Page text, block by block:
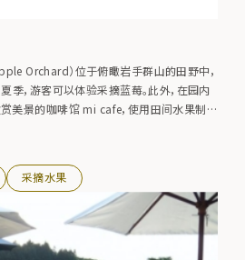
Orchard）位于俯瞰岩手群山的田野中，
季，游客可以体验采摘蓝莓。此外，在园内
美景的咖啡馆 mi cafe，使用田间水果制
采摘水果